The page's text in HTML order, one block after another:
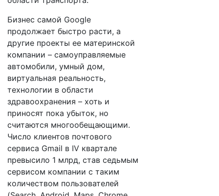
Бизнес самой Google
продолжает быстро расти, а
другие проекты ее материнской
компании – самоуправляемые
автомобили, умный дом,
виртуальная реальность,
технологии в области
здравоохранения – хоть и
приносят пока убыток, но
считаются многообещающими.
Число клиентов почтового
сервиса Gmail в IV квартале
превысило 1 млрд, став седьмым
сервисом компании с таким
количеством пользователей